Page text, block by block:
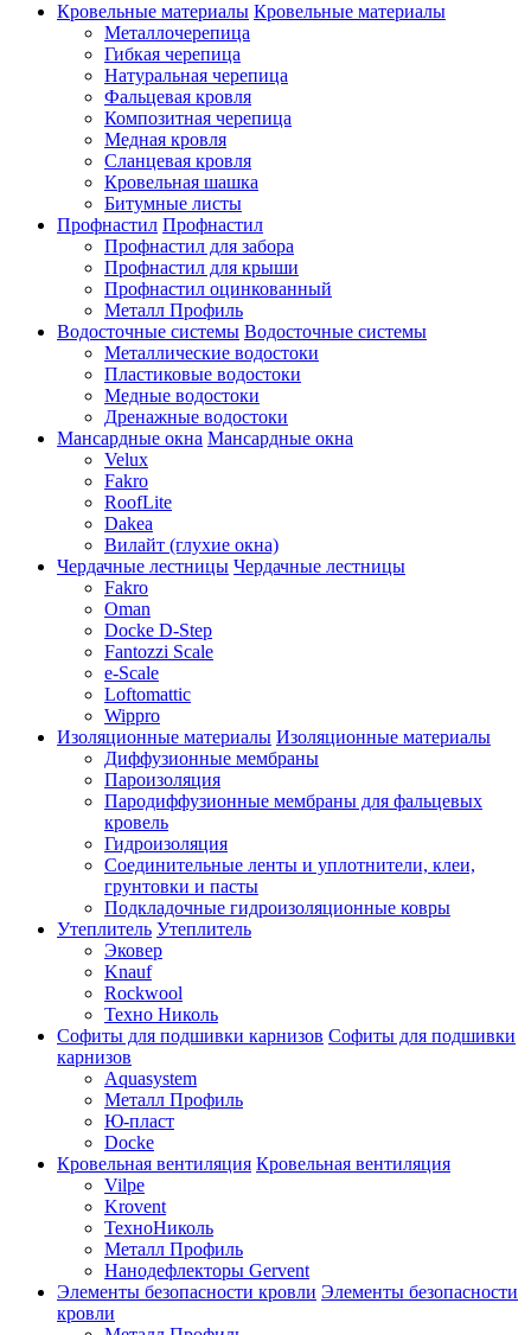
Кровельные материалы Кровельные материалы
Металлочерепица
Гибкая черепица
Натуральная черепица
Фальцевая кровля
Композитная черепица
Медная кровля
Сланцевая кровля
Кровельная шашка
Битумные листы
Профнастил Профнастил
Профнастил для забора
Профнастил для крыши
Профнастил оцинкованный
Металл Профиль
Водосточные системы Водосточные системы
Металлические водостоки
Пластиковые водостоки
Медные водостоки
Дренажные водостоки
Мансардные окна Мансардные окна
Velux
Fakro
RoofLite
Dakea
Вилайт (глухие окна)
Чердачные лестницы Чердачные лестницы
Fakro
Oman
Docke D-Step
Fantozzi Scale
e-Scale
Loftomattic
Wippro
Изоляционные материалы Изоляционные материалы
Диффузионные мембраны
Пароизоляция
Пародиффузионные мембраны для фальцевых
кровель
Гидроизоляция
Соединительные ленты и уплотнители, клеи,
грунтовки и пасты
Подкладочные гидроизоляционные ковры
Утеплитель Утеплитель
Эковер
Knauf
Rockwool
Техно Николь
Софиты для подшивки карнизов Софиты для подшивки
карнизов
Aquasystem
Металл Профиль
Ю-пласт
Docke
Кровельная вентиляция Кровельная вентиляция
Vilpe
Krovent
ТехноНиколь
Металл Профиль
Нанодефлекторы Gervent
Элементы безопасности кровли Элементы безопасности
кровли